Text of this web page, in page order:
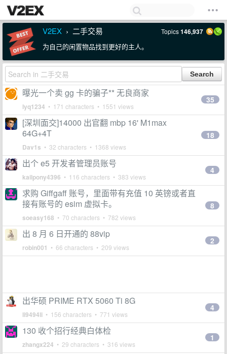
V2EX › 二手交易 Topics146,937
为自己的闲置物品找到更好的主人。
曝光一个卖 gg 卡的骗子** 无良商家
lyq1234 • 171 characters • 1551 views
35
[深圳面交]14000 出官翻 mbp 16' M1max
64G+4T
Dav1s • 32 characters • 1368 views
18
出个 e5 开发者管理员账号
kailpony4396 • 116 characters • 383 views
4
求购 Giffgaff 账号，里面带有充值 10 英镑或者直
接有账号的 esim 虚拟卡。
soeasy168 • 70 characters • 782 views
8
出 8 月 6 日开通的 88vip
robin001 • 66 characters • 209 views
2
出华硕 PRIME RTX 5060 Ti 8G
li9494li • 156 characters • 771 views
4
130 收个招行经典白体检
zhangx224 • 29 characters • 316 views
1